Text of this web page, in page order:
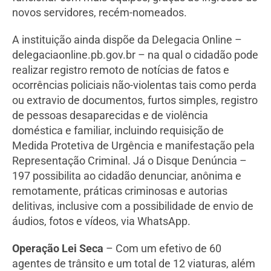
novos servidores, recém-nomeados.
A instituição ainda dispõe da Delegacia Online –
delegaciaonline.pb.gov.br – na qual o cidadão pode
realizar registro remoto de notícias de fatos e
ocorrências policiais não-violentas tais como perda
ou extravio de documentos, furtos simples, registro
de pessoas desaparecidas e de violência
doméstica e familiar, incluindo requisição de
Medida Protetiva de Urgência e manifestação pela
Representação Criminal. Já o Disque Denúncia –
197 possibilita ao cidadão denunciar, anônima e
remotamente, práticas criminosas e autorias
delitivas, inclusive com a possibilidade de envio de
áudios, fotos e vídeos, via WhatsApp.
Operação Lei Seca – Com um efetivo de 60
agentes de trânsito e um total de 12 viaturas, além